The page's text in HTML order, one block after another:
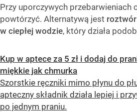
Przy uporczywych przebarwieniach
powtórzyć. Alternatywą jest roztwór
w ciepłej wodzie, który działa
Kup w aptece za 5 zł i dodaj do
miękkie jak chmurka
Szorstkie ręczniki mimo płynu do
apteczny składnik działa lepiej i
po jednym praniu.